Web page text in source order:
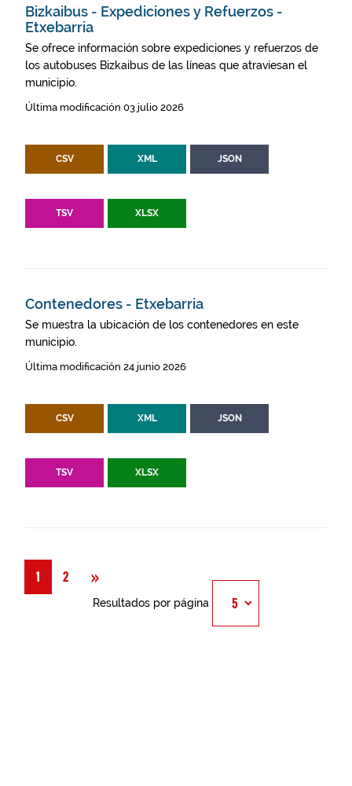
Bizkaibus - Expediciones y Refuerzos -
Etxebarria
Se ofrece información sobre expediciones y refuerzos de
los autobuses Bizkaibus de las líneas que atraviesan el
municipio.
Última modificación 03 julio 2026
CSV XML JSON
TSV XLSX
Contenedores - Etxebarria
Se muestra la ubicación de los contenedores en este
municipio.
Última modificación 24 junio 2026
CSV XML JSON
TSV XLSX
1 2 »Siguiente
Resultados por página